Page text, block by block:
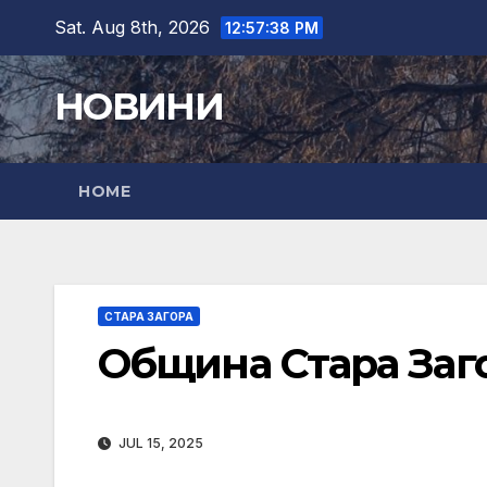
content
Sat. Aug 8th, 2026 12:57:39 PM
НОВИНИ
HOME
СТАРА ЗАГОРА
Община Стара
JUL 15, 2025